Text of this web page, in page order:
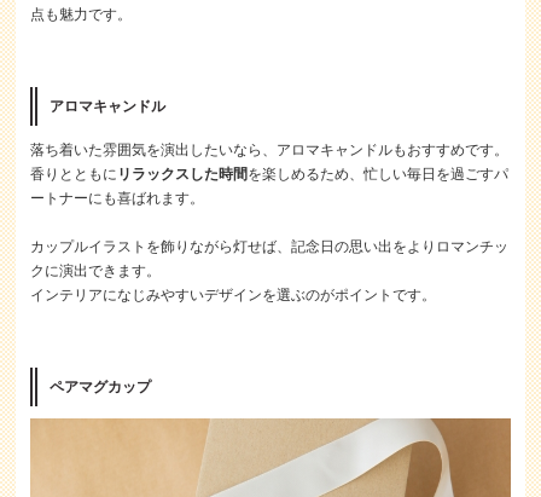
点も魅力です。
アロマキャンドル
落ち着いた雰囲気を演出したいなら、アロマキャンドルもおすすめです。
香りとともに リラックスした時間を楽しめるため、忙しい毎日を過ごすパ
ートナーにも喜ばれます。
カップルイラストを飾りながら灯せば、記念日の思い出をよりロマンチッ
クに演出できます。
インテリアになじみやすいデザインを選ぶのがポイントです。
ペアマグカップ